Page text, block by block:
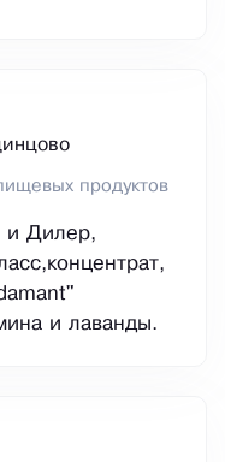
продуктов
и Дилер,
и лаванды.